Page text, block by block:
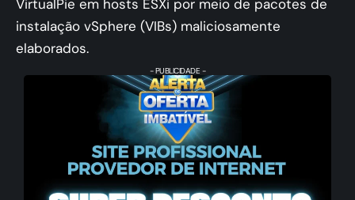
VirtualPie em hosts ESXi por meio de pacotes de
instalação vSphere (VIBs) maliciosamente
elaborados.
- PUBLICIDADE -